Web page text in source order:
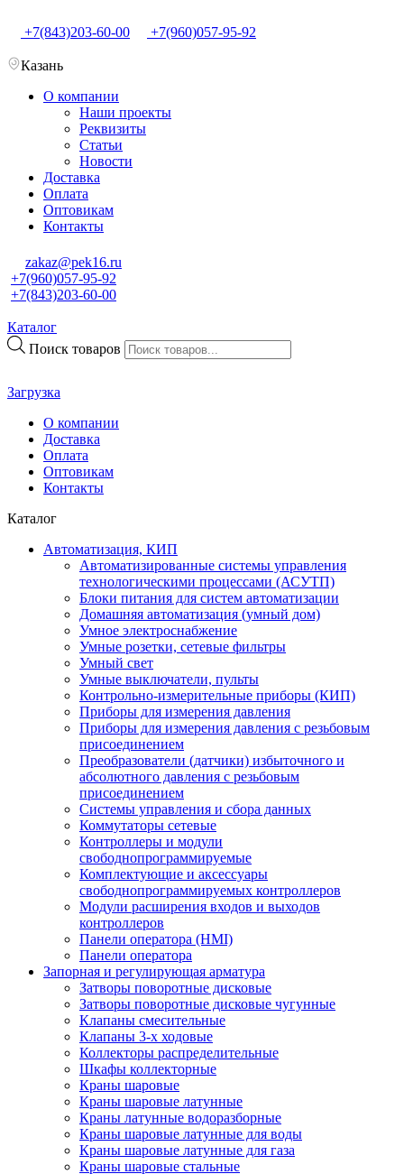
+7(843)203-60-00 +7(960)057-95-92
Казань
О компании
Наши проекты
Реквизиты
Статьи
Новости
Доставка
Оплата
Оптовикам
Контакты
zakaz@pek16.ru
+7(960)057-95-92
+7(843)203-60-00
Каталог
Поиск товаров
Загрузка
О компании
Доставка
Оплата
Оптовикам
Контакты
Каталог
Автоматизация, КИП
Автоматизированные системы управления
технологическими процессами (АСУТП)
Блоки питания для систем автоматизации
Домашняя автоматизация (умный дом)
Умное электроснабжение
Умные розетки, сетевые фильтры
Умный свет
Умные выключатели, пульты
Контрольно-измерительные приборы (КИП)
Приборы для измерения давления
Приборы для измерения давления с резьбовым
присоединением
Преобразователи (датчики) избыточного и
абсолютного давления с резьбовым
присоединением
Системы управления и сбора данных
Коммутаторы сетевые
Контроллеры и модули
свободнопрограммируемые
Комплектующие и аксессуары
свободнопрограммируемых контроллеров
Модули расширения входов и выходов
контроллеров
Панели оператора (HMI)
Панели оператора
Запорная и регулирующая арматура
Затворы поворотные дисковые
Затворы поворотные дисковые чугунные
Клапаны смесительные
Клапаны 3-х ходовые
Коллекторы распределительные
Шкафы коллекторные
Краны шаровые
Краны шаровые латунные
Краны латунные водоразборные
Краны шаровые латунные для воды
Краны шаровые латунные для газа
Краны шаровые стальные